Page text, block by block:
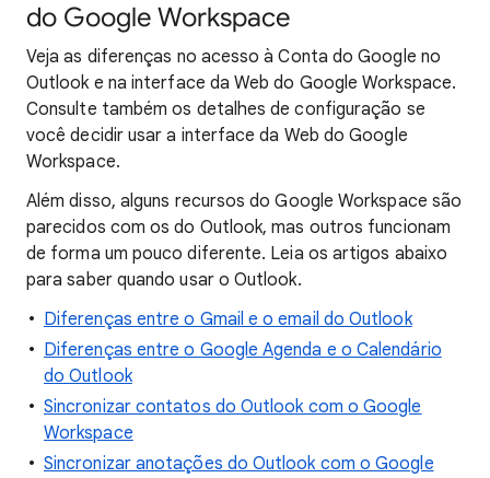
do Google Workspace
Veja as diferenças no acesso à Conta do Google no
Outlook e na interface da Web do Google Workspace.
Consulte também os detalhes de configuração se
você decidir usar a interface da Web do Google
Workspace.
Além disso, alguns recursos do Google Workspace são
parecidos com os do Outlook, mas outros funcionam
de forma um pouco diferente. Leia os artigos abaixo
para saber quando usar o Outlook.
Diferenças entre o Gmail e o email do Outlook
Diferenças entre o Google Agenda e o Calendário
do Outlook
Sincronizar contatos do Outlook com o Google
Workspace
Sincronizar anotações do Outlook com o Google